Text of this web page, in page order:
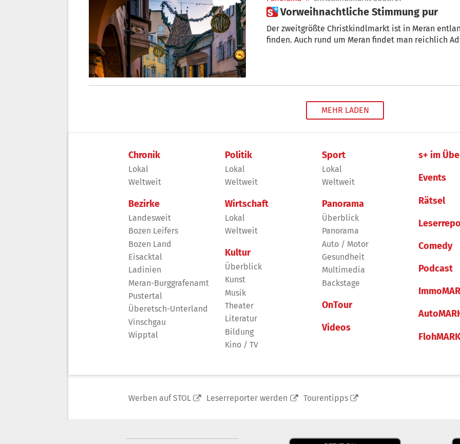
 Vorweihnachtliche Stimmung pur
Der zweitgrößte Christkindlmarkt ist in Meran
finden. Auch rund um Meran findet man reichlich
MEHR LADEN
Chronik
Lokal
Weltweit
Bezirke
Landesweit
Bozen Leifers
Bozen Land
Eisacktal
Ladinien
Meran-Burggrafenamt
Pustertal
Überetsch-Unterland
Vinschgau
Wipptal
Politik
Lokal
Weltweit
Wirtschaft
Lokal
Weltweit
Kultur
Überblick
Kunst
Musik
Theater
Literatur
Bildung
Kino / TV
Sport
Lokal
Weltweit
Panorama
Überblick
Panorama
Auto / Motor
Gesundheit
Multimedia
Backstage
OnTour
Videos
s+ im
Events
Rätsel
Comedy
Podcast
Werben auf STOL Leserreporter werden Tourentipps